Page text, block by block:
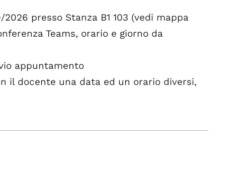
presso Stanza B1 103 (vedi mappa
Teams, orario e giorno da
appuntamento
il docente una data ed un orario diversi,